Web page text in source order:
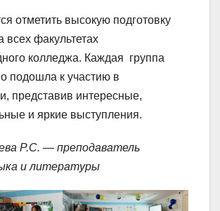
отметить высокую подготовку
всех факультетах
колледжа. Каждая группа
подошла к участию в
представив интересные,
и яркие выступления.
Р.С. — преподаватель
и литературы